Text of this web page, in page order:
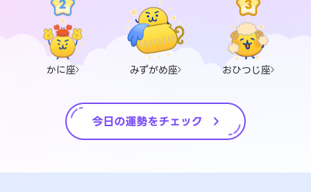
かに座 みずがめ座 おひつじ座